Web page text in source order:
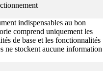
indispensables au bon
comprend uniquement les
de base et les fonctionnalités
ne stockent aucune information